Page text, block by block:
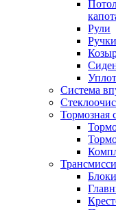
Рули
Система
Тормозная